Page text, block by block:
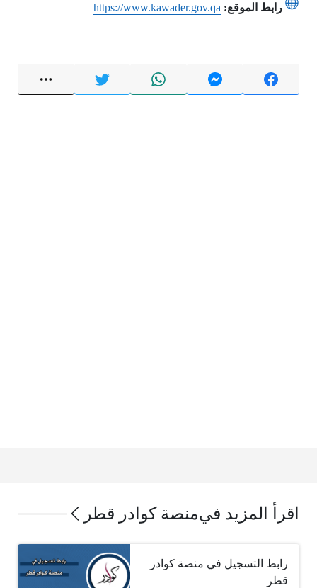
رابط الموقع: https://www.kawader.gov.qa
اقرأ المزيد فيمنصة كوادر قطر
رابط التسجيل في منصة كوادر
قطر